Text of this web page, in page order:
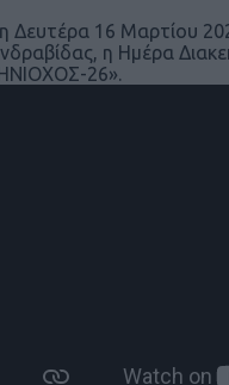
Δευτέρα 16 Μαρτίου
η Ημέρα
26».